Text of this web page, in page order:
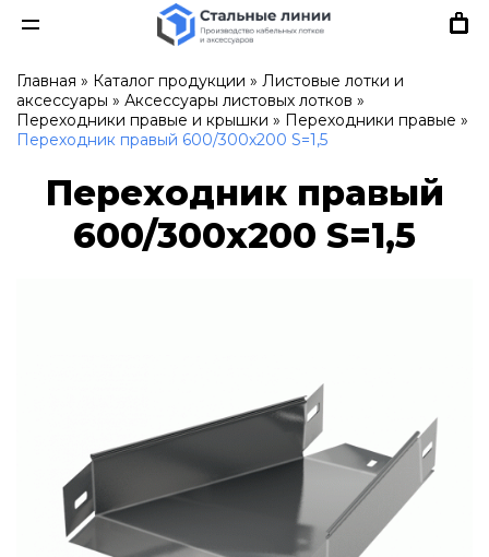
Главная » Каталог продукции » Листовые лотки и
аксессуары » Аксессуары листовых лотков »
Переходники правые и крышки » Переходники правые »
Переходник правый 600/300х200 S=1,5
Переходник правый
600/300х200 S=1,5